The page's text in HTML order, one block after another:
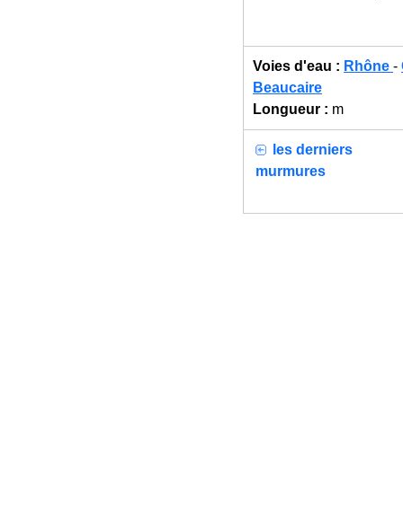
Voies d'eau : Rhône -
Beaucaire
Longueur : m
les derniers
murmures